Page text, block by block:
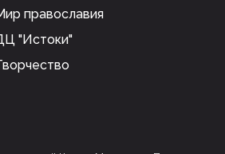
православия
"Истоки"